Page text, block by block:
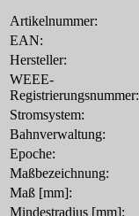
Artikelnummer:
EAN:
Hersteller:
WEEE-
Registrierungsnummer:
Stromsystem:
Bahnverwaltung:
Epoche:
Maßbezeichnung:
Maß [mm]:
Mindestradius [mm]: